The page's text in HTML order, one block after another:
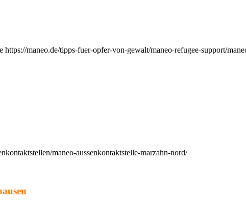
maneo.de/tipps-fuer-opfer-von-gewalt/maneo-refugee-support/
maneo-aussenkontaktstelle-marzahn-nord/